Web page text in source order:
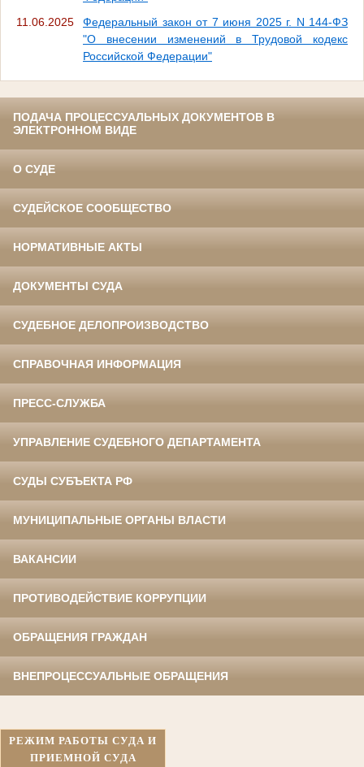
11.06.2025
Федеральный закон от 7 июня 2025 г. N 144-ФЗ
"О внесении изменений в Трудовой кодекс
Российской Федерации"
ПОДАЧА ПРОЦЕССУАЛЬНЫХ ДОКУМЕНТОВ В
ЭЛЕКТРОННОМ ВИДЕ
О СУДЕ
СУДЕЙСКОЕ СООБЩЕСТВО
НОРМАТИВНЫЕ АКТЫ
ДОКУМЕНТЫ СУДА
СУДЕБНОЕ ДЕЛОПРОИЗВОДСТВО
СПРАВОЧНАЯ ИНФОРМАЦИЯ
ПРЕСС-СЛУЖБА
УПРАВЛЕНИЕ СУДЕБНОГО ДЕПАРТАМЕНТА
СУДЫ СУБЪЕКТА РФ
МУНИЦИПАЛЬНЫЕ ОРГАНЫ ВЛАСТИ
ВАКАНСИИ
ПРОТИВОДЕЙСТВИЕ КОРРУПЦИИ
ОБРАЩЕНИЯ ГРАЖДАН
ВНЕПРОЦЕССУАЛЬНЫЕ ОБРАЩЕНИЯ
РЕЖИМ РАБОТЫ СУДА И
ПРИЕМНОЙ СУДА